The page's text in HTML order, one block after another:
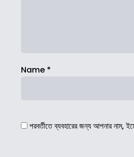
Name *
পরবর্তীতে ব্যবহারের জন্য আপনার নাম,